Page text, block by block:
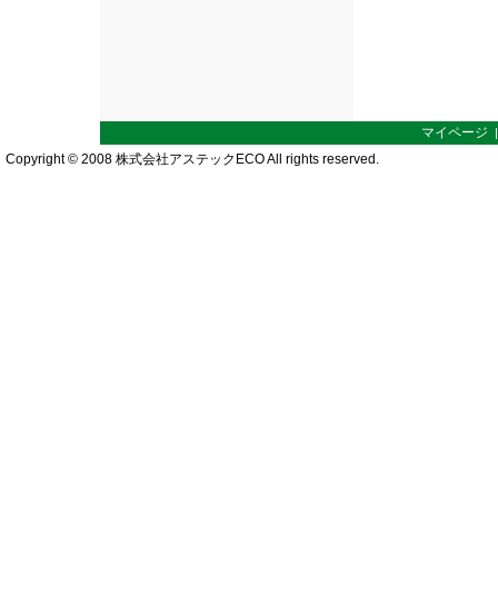
マイページ
Copyright © 2008 株式会社アステックECO All rights reserved.